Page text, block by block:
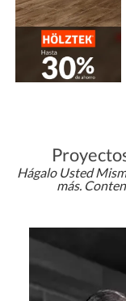
Hágalo Usted
más.